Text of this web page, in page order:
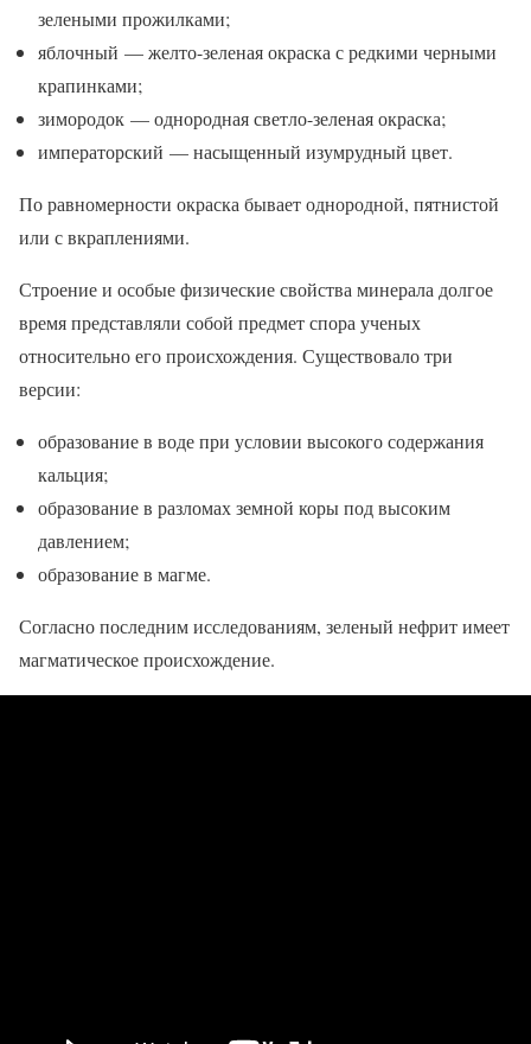
зелеными прожилками;
яблочный — желто-зеленая окраска с редкими черными
крапинками;
зимородок — однородная светло-зеленая окраска;
императорский — насыщенный изумрудный цвет.
По равномерности окраска бывает однородной, пятнистой
или с вкраплениями.
Строение и особые физические свойства минерала долгое
время представляли собой предмет спора ученых
относительно его происхождения. Существовало три
версии:
образование в воде при условии высокого содержания
кальция;
образование в разломах земной коры под высоким
давлением;
образование в магме.
Согласно последним исследованиям, зеленый нефрит имеет
магматическое происхождение.